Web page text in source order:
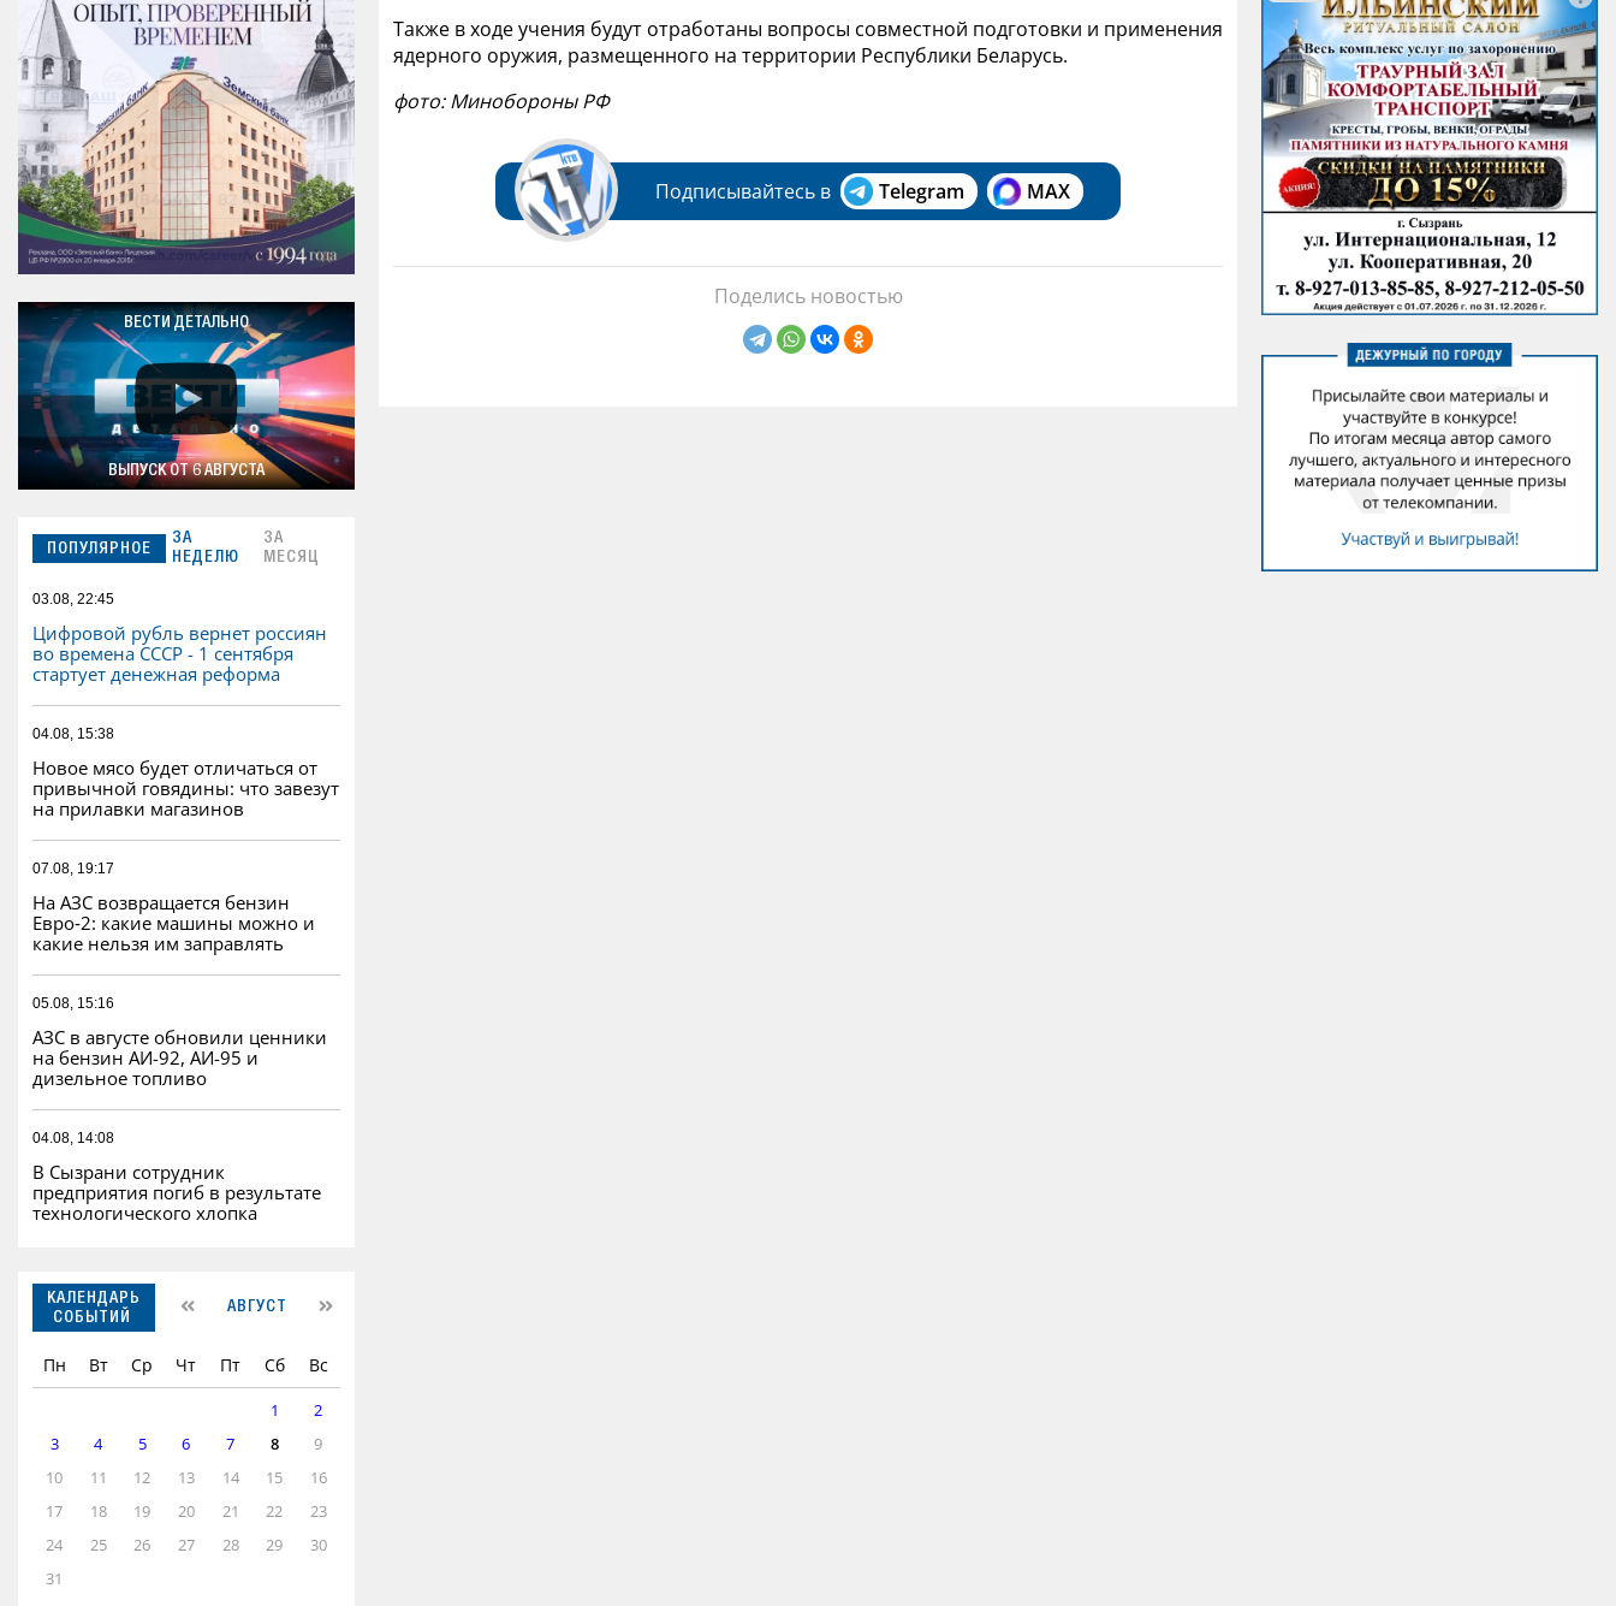
ВЕСТИ ДЕТАЛЬНО
ВЫПУСК ОТ 6 АВГУСТА
ПОПУЛЯРНОЕ
ЗА
НЕДЕЛЮ
ЗА
МЕСЯЦ
03.08, 22:45
Цифровой рубль вернет россиян
во времена СССР - 1 сентября
стартует денежная реформа
04.08, 15:38
Новое мясо будет отличаться от
привычной говядины: что завезут
на прилавки магазинов
07.08, 19:17
На АЗС возвращается бензин
Евро‑2: какие машины можно и
какие нельзя им заправлять
05.08, 15:16
АЗС в августе обновили ценники
на бензин АИ-92, АИ-95 и
дизельное топливо
04.08, 14:08
В Сызрани сотрудник
предприятия погиб в результате
технологического хлопка
КАЛЕНДАРЬ
СОБЫТИЙ
АВГУСТ
Пн Вт Ср Чт Пт Сб Вс
1
2
3
4 5 6 7 8
9
10
11 12 13 14 15
16
17
18 19 20 21 22
23
24
25 26 27 28 29
30
31
Также в ходе учения будут отработаны вопросы совместной подготовки и применения
ядерного оружия, размещенного на территории Республики Беларусь.
фото: Минобороны РФ
Подписывайтесь в Telegram MAX
Поделись новостью